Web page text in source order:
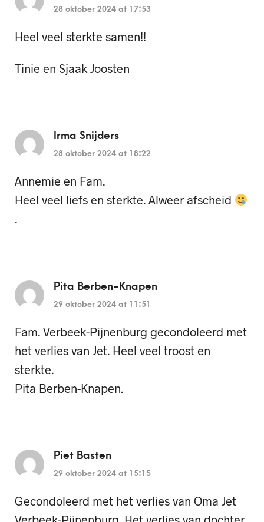
28 oktober 2024 at 17:53
Heel veel sterkte samen!!
Tinie en Sjaak Joosten
Irma Snijders
28 oktober 2024 at 18:22
Annemie en Fam.
Heel veel liefs en sterkte. Alweer afscheid
.
Pita Berben-Knapen
29 oktober 2024 at 11:51
Fam. Verbeek-Pijnenburg gecondoleerd met
het verlies van Jet. Heel veel troost en
sterkte.
Pita Berben-Knapen.
Piet Basten
29 oktober 2024 at 15:15
Gecondoleerd met het verlies van Oma Jet